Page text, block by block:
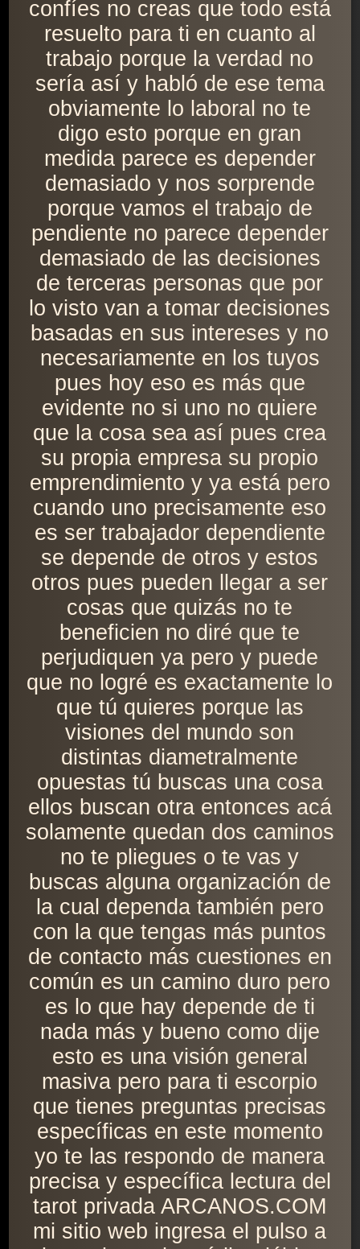
confíes no creas que todo está
resuelto para ti en cuanto al
trabajo porque la verdad no
sería así y habló de ese tema
obviamente lo laboral no te
digo esto porque en gran
medida parece es depender
demasiado y nos sorprende
porque vamos el trabajo de
pendiente no parece depender
demasiado de las decisiones
de terceras personas que por
lo visto van a tomar decisiones
basadas en sus intereses y no
necesariamente en los tuyos
pues hoy eso es más que
evidente no si uno no quiere
que la cosa sea así pues crea
su propia empresa su propio
emprendimiento y ya está pero
cuando uno precisamente eso
es ser trabajador dependiente
se depende de otros y estos
otros pues pueden llegar a ser
cosas que quizás no te
beneficien no diré que te
perjudiquen ya pero y puede
que no logré es exactamente lo
que tú quieres porque las
visiones del mundo son
distintas diametralmente
opuestas tú buscas una cosa
ellos buscan otra entonces acá
solamente quedan dos caminos
no te pliegues o te vas y
buscas alguna organización de
la cual dependa también pero
con la que tengas más puntos
de contacto más cuestiones en
común es un camino duro pero
es lo que hay depende de ti
nada más y bueno como dije
esto es una visión general
masiva pero para ti escorpio
que tienes preguntas precisas
específicas en este momento
yo te las respondo de manera
precisa y específica lectura del
tarot privada ARCANOS.COM
mi sitio web ingresa el pulso a